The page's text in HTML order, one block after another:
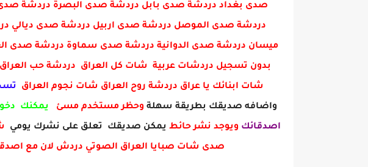
صدى بغداد دردشة صدى بابل دردشة صدى البصرة دردشة صدى
دردشة صدى الموصل دردشة صدى اربيل دردشة صدى ديالي
ميسان دردشة صدى الدوانية دردشة صدى سماوة دردشة صدى
بدون تسجيل دردشات عربية شات كل العراق دردشة حب العراق
شات ابنائك يا عراق دردشة روح العراق شات نجوم العراق
واضافه صديقك بطريقة سهلة وحظر مستخدم مسئ يمكنك
اصدقائك ويوجد نشر حائط يمكن صديقك تعلق على نشرك يومي
صدى شات صبايا العراق الصوتي دردش لان مع